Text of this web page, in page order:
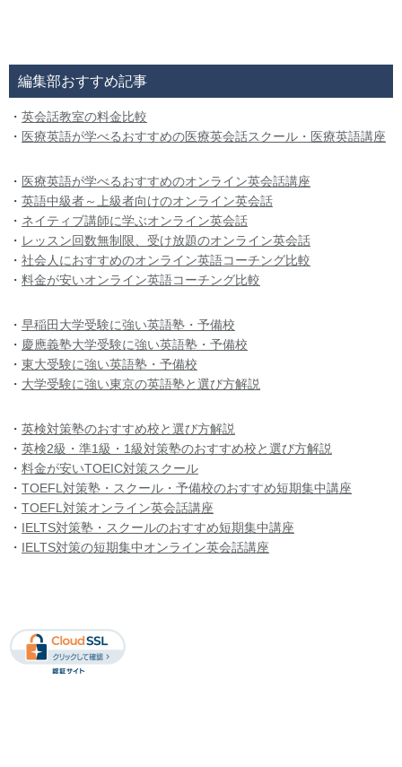
編集部おすすめ記事
・ 英会話教室の料金比較
・ 医療英語が学べるおすすめの医療英会話スクール・医療英語講座
・ 医療英語が学べるおすすめのオンライン英会話講座
・ 英語中級者～上級者向けのオンライン英会話
・ ネイティブ講師に学ぶオンライン英会話
・ レッスン回数無制限、受け放題のオンライン英会話
・ 社会人におすすめのオンライン英語コーチング比較
・ 料金が安いオンライン英語コーチング比較
・ 早稲田大学受験に強い英語塾・予備校
・ 慶應義塾大学受験に強い英語塾・予備校
・ 東大受験に強い英語塾・予備校
・ 大学受験に強い東京の英語塾と選び方解説
・ 英検対策塾のおすすめ校と選び方解説
・ 英検2級・準1級・1級対策塾のおすすめ校と選び方解説
・ 料金が安いTOEIC対策スクール
・ TOEFL対策塾・スクール・予備校のおすすめ短期集中講座
・ TOEFL対策オンライン英会話講座
・ IELTS対策塾・スクールのおすすめ短期集中講座
・ IELTS対策の短期集中オンライン英会話講座